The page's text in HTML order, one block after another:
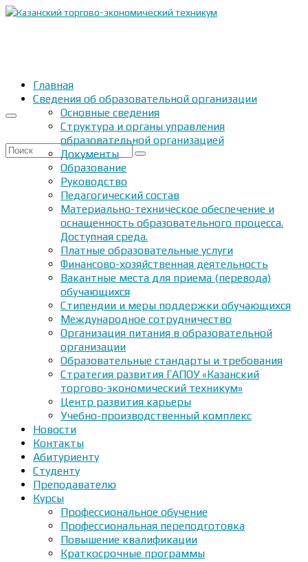
Искать:
Главная
Сведения об образовательной организации
Основные сведения
Структура и органы управления
образовательной организацией
Документы
Образование
Руководство
Педагогический состав
Материально-техническое обеспечение и
оснащенность образовательного процесса.
Доступная среда.
Платные образовательные услуги
Финансово-хозяйственная деятельность
Вакантные места для приема (перевода)
обучающихся
Стипендии и меры поддержки обучающихся
Международное сотрудничество
Организация питания в образовательной
организации
Образовательные стандарты и требования
Стратегия развития ГАПОУ «Казанский
торгово-экономический техникум»
Центр развития карьеры
Учебно-производственный комплекс
Новости
Контакты
Абитуриенту
Студенту
Преподавателю
Курсы
Профессиональное обучение
Профессиональная переподготовка
Повышение квалификации
Краткосрочные программы